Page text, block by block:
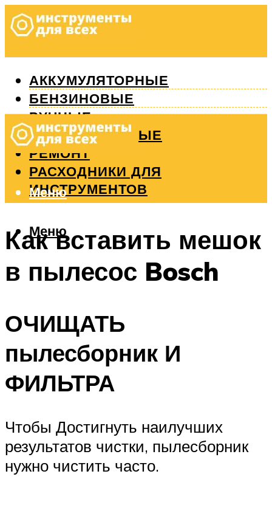
АККУМУЛЯТОРНЫЕ
БЕНЗИНОВЫЕ
РУЧНЫЕ
ИЗМЕРИТЕЛЬНЫЕ
РЕМОНТ
РАСХОДНИКИ ДЛЯ
ИНСТРУМЕНТОВ
Меню
Меню
Как вставить мешок
в пылесос Bosch
ОЧИЩАТЬ
пылесборник И
ФИЛЬТРА
Чтобы Достигнуть наилучших
результатов чистки, пылесборник
нужно чистить часто.